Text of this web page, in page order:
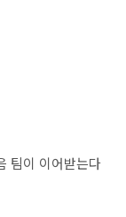
팀이 이어받는다